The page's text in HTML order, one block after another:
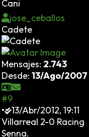
Cani
jose_ceballos
Cadete
Mensajes: 2.743
Desde: 13/Ago/2007
#9
•
13/Abr/2012, 19:11
Villarreal 2-0 Racing
Senna.